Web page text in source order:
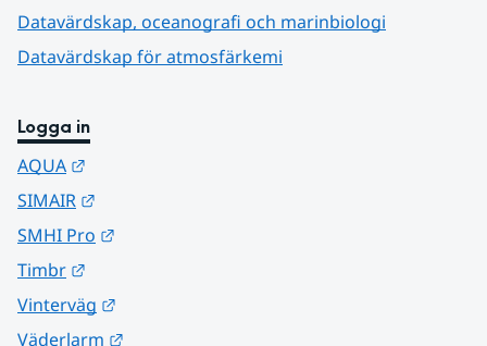
Datavärdskap, oceanografi och marinbiologi
Datavärdskap för atmosfärkemi
Logga in
AQUA
SIMAIR
SMHI Pro
Timbr
Vinterväg
Väderlarm